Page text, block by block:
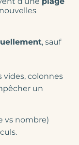
, sauf
vides, colonnes
un
vs nombre)